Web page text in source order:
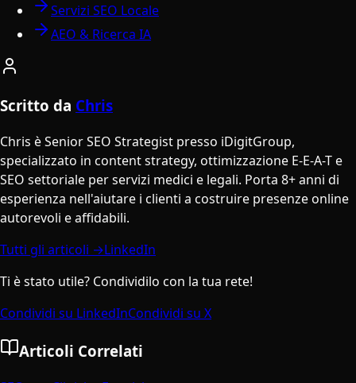
Servizi SEO Locale
AEO & Ricerca IA
Scritto da Chris
Chris è Senior SEO Strategist presso iDigitGroup,
specializzato in content strategy, ottimizzazione E-E-A-T e
SEO settoriale per servizi medici e legali. Porta 8+ anni di
esperienza nell'aiutare i clienti a costruire presenze online
autorevoli e affidabili.
Tutti gli articoli →LinkedIn
Ti è stato utile? Condividilo con la tua rete!
Condividi su LinkedInCondividi su X
Articoli Correlati